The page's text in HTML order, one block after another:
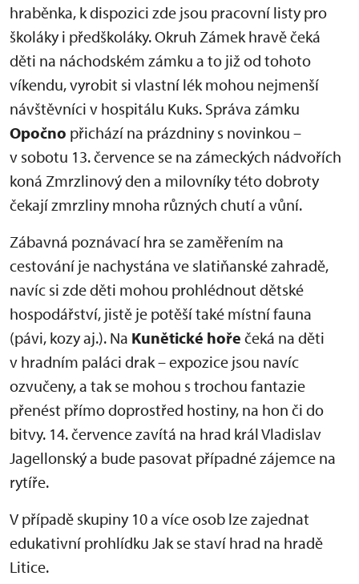
hraběnka, k dispozici zde jsou pracovní listy pro
školáky i předškoláky. Okruh Zámek hravě čeká
děti na náchodském zámku a to již od tohoto
víkendu, vyrobit si vlastní lék mohou nejmenší
návštěvníci v hospitálu Kuks. Správa zámku
Opočno přichází na prázdniny s novinkou –
v sobotu 13. července se na zámeckých nádvořích
koná Zmrzlinový den a milovníky této dobroty
čekají zmrzliny mnoha různých chutí a vůní.
Zábavná poznávací hra se zaměřením na
cestování je nachystána ve slatiňanské zahradě,
navíc si zde děti mohou prohlédnout dětské
hospodářství, jistě je potěší také místní fauna
(pávi, kozy aj.). Na Kunětické hoře čeká na děti
v hradním paláci drak – expozice jsou navíc
ozvučeny, a tak se mohou s trochou fantazie
přenést přímo doprostřed hostiny, na hon či do
bitvy. 14. července zavítá na hrad král Vladislav
Jagellonský a bude pasovat případné zájemce na
rytíře.
V případě skupiny 10 a více osob lze zajednat
edukativní prohlídku Jak se staví hrad na hradě
Litice.